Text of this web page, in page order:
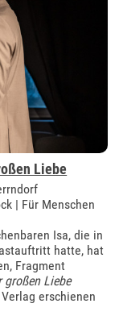
Liebe
| Für Menschen
Isa, die in
hatte, hat
Fragment
großen Liebe
erschienen